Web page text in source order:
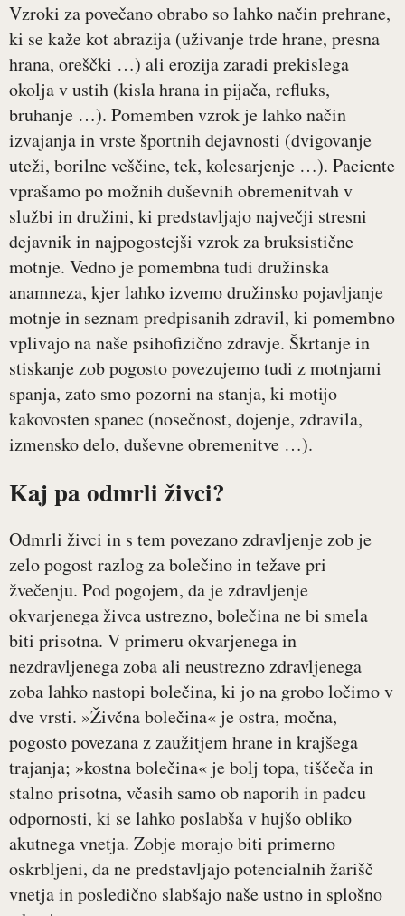
Vzroki za povečano obrabo so lahko način prehrane,
ki se kaže kot abrazija (uživanje trde hrane, presna
hrana, oreščki …) ali erozija zaradi prekislega
okolja v ustih (kisla hrana in pijača, refluks,
bruhanje …). Pomemben vzrok je lahko način
izvajanja in vrste športnih dejavnosti (dvigovanje
uteži, borilne veščine, tek, kolesarjenje …). Paciente
vprašamo po možnih duševnih obremenitvah v
službi in družini, ki predstavljajo največji stresni
dejavnik in najpogostejši vzrok za bruksistične
motnje. Vedno je pomembna tudi družinska
anamneza, kjer lahko izvemo družinsko pojavljanje
motnje in seznam predpisanih zdravil, ki pomembno
vplivajo na naše psihofizično zdravje. Škrtanje in
stiskanje zob pogosto povezujemo tudi z motnjami
spanja, zato smo pozorni na stanja, ki motijo
kakovosten spanec (nosečnost, dojenje, zdravila,
izmensko delo, duševne obremenitve …).
Kaj pa odmrli živci?
Odmrli živci in s tem povezano zdravljenje zob je
zelo pogost razlog za bolečino in težave pri
žvečenju. Pod pogojem, da je zdravljenje
okvarjenega živca ustrezno, bolečina ne bi smela
biti prisotna. V primeru okvarjenega in
nezdravljenega zoba ali neustrezno zdravljenega
zoba lahko nastopi bolečina, ki jo na grobo ločimo v
dve vrsti. »Živčna bolečina« je ostra, močna,
pogosto povezana z zaužitjem hrane in krajšega
trajanja; »kostna bolečina« je bolj topa, tiščeča in
stalno prisotna, včasih samo ob naporih in padcu
odpornosti, ki se lahko poslabša v hujšo obliko
akutnega vnetja. Zobje morajo biti primerno
oskrbljeni, da ne predstavljajo potencialnih žarišč
vnetja in posledično slabšajo naše ustno in splošno